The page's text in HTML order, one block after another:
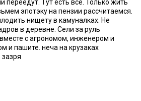
переедут. Тут есть все. Только жить
эпотэку на пензии рассчитаемся.
нищету в камуналках. Не
в деревне. Сели за руль
с агрономом, инженером и
и пашите. неча на крузаках
зазря